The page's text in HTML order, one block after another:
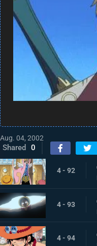
Aug. 04, 2002
Shared 0
4 - 92
4 - 93
4 - 94